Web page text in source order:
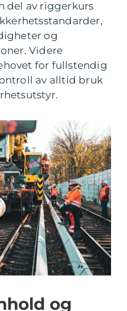
del av riggerkurs
og
Videre
for fullstendig
av alltid bruk
og